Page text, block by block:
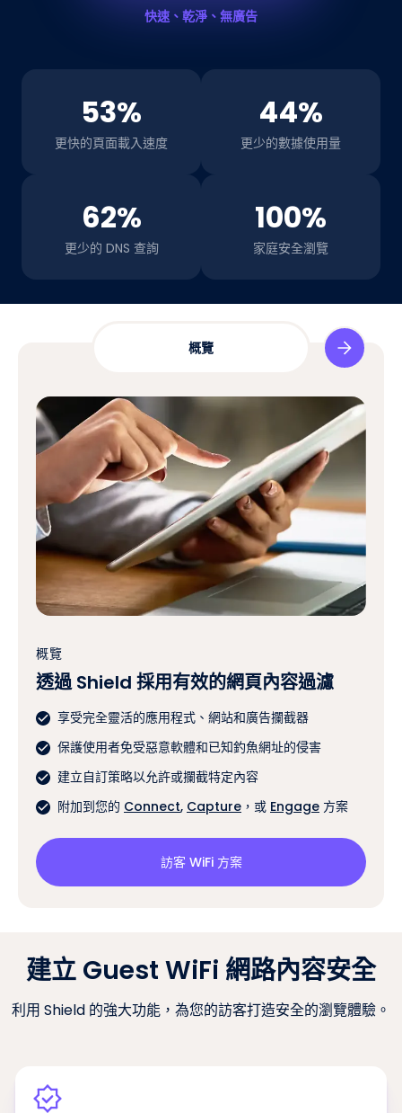
快速、乾淨、無廣告
53%
更快的頁面載入速度
44%
更少的數據使用量
62%
更少的 DNS 查詢
100%
家庭安全瀏覽
概覽
概覽
透過 Shield 採用有效的網頁內容過濾
享受完全靈活的應用程式、網站和廣告攔截器
保護使用者免受惡意軟體和已知釣魚網址的侵害
建立自訂策略以允許或攔截特定內容
附加到您的 Connect, Capture ，或 Engage 方案
訪客 WiFi 方案
建立 Guest WiFi 網路內容安全
利用 Shield 的強大功能，為您的訪客打造安全的瀏覽體驗。